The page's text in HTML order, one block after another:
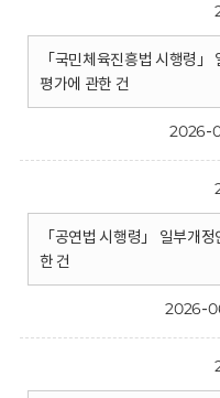
「국민체육진흥법 시행령
평가에 관한 건
2026-
「공연법 시행령」 일부개
한 건
2026-